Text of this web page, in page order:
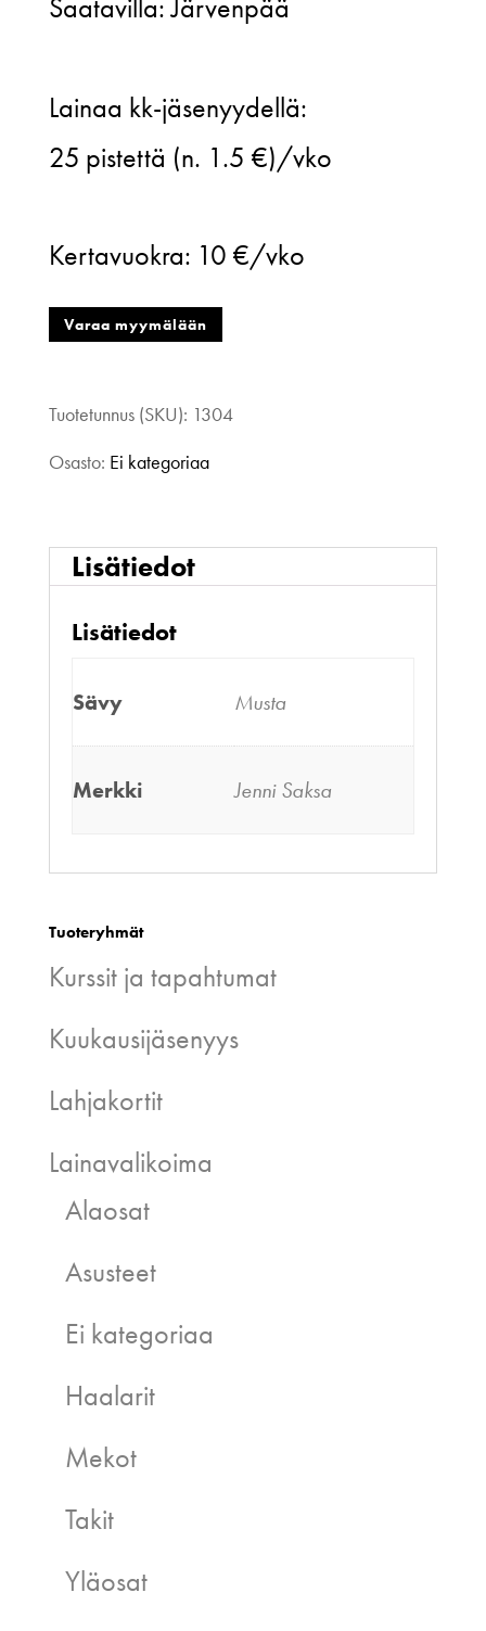
Saatavilla: Järvenpää
Saksa
Musta
Musta
määrä
Lainaa kk-jäsenyydellä:
25 pistettä (n. 1.5 €)/vko
Kertavuokra: 10 €/vko
Varaa myymälään
Tuotetunnus (SKU): 1304
Osasto: Ei kategoriaa
Lisätiedot
Lisätiedot
Sävy Musta
Merkki Jenni Saksa
Tuoteryhmät
Kurssit ja tapahtumat
Kuukausijäsenyys
Lahjakortit
Lainavalikoima
Alaosat
Asusteet
Ei kategoriaa
Haalarit
Mekot
Takit
Yläosat